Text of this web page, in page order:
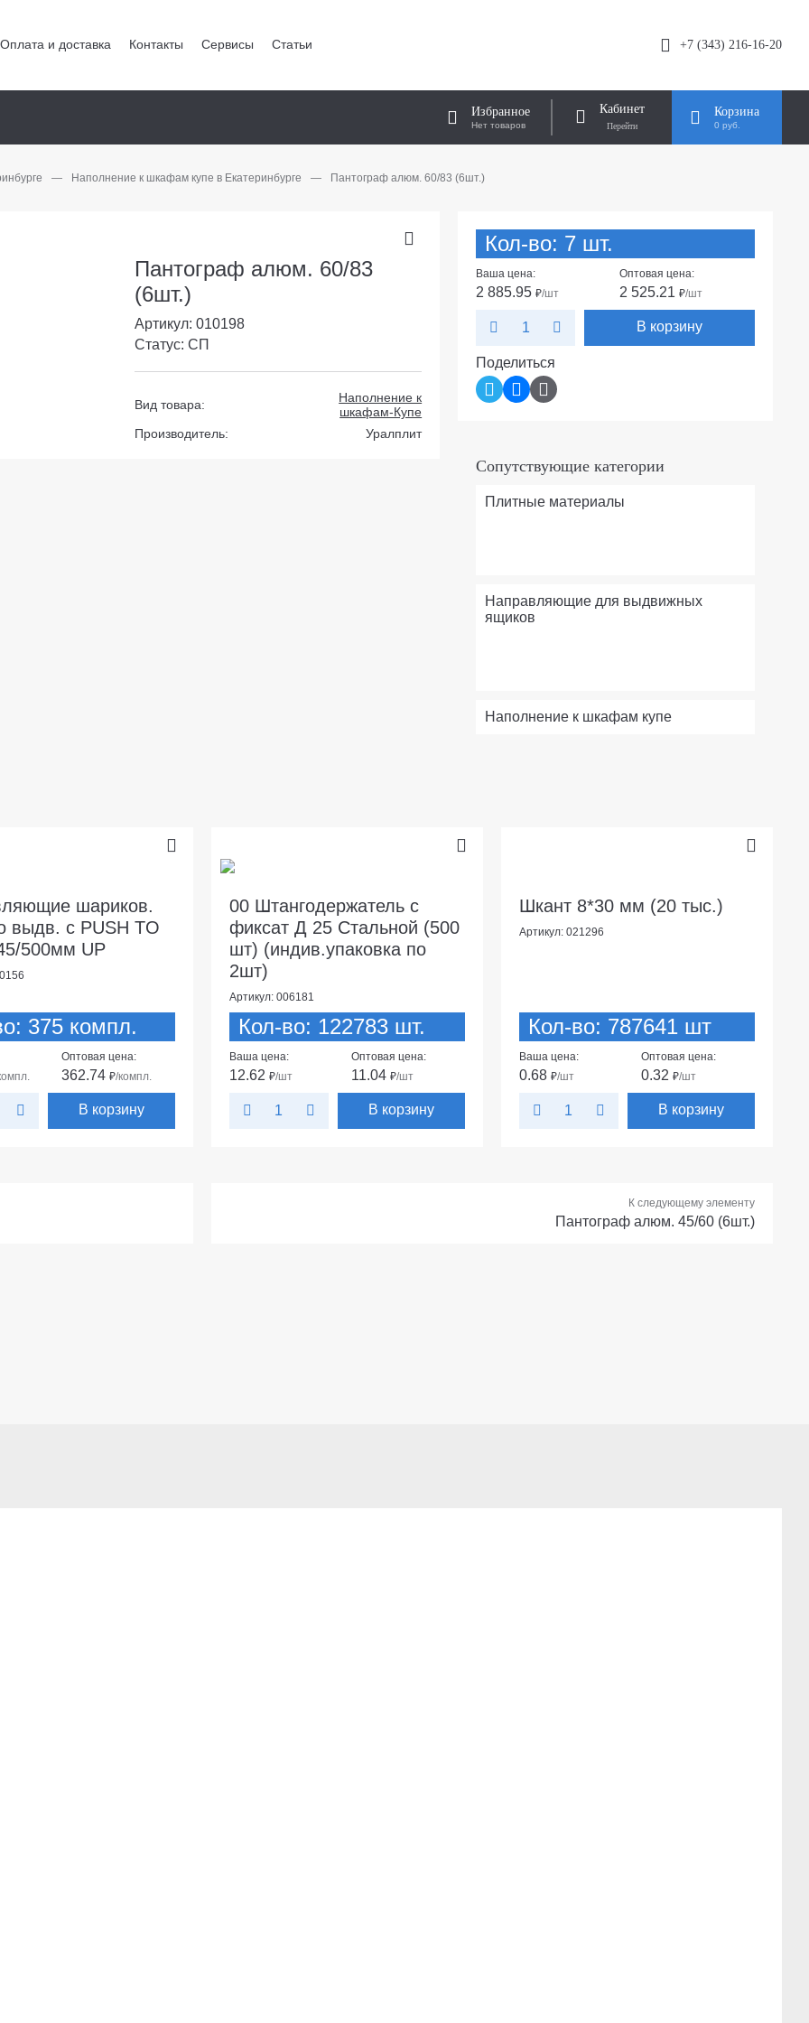
Оплата и доставка Контакты Сервисы Статьи +7 (343) 216-16-20
Избранное
Нет товаров
Кабинет Корзина
0 руб.
— Наполнение к шкафам купе в Екатеринбурге — Пантограф алюм. 60/83 (6шт.)
Кол-во: 7 шт.
Ваша цена:
2 885.95₽/шт
Оптовая цена:
2 525.21₽/шт
В корзину
Поделиться
Сопутствующие категории
Плитные материалы
Направляющие для выдвижных
ящиков
Наполнение к шкафам купе
Пантограф алюм. 60/83
(6шт.)
Артикул: 010198
Статус: СП
Вид товара:
Наполнение к
шкафам-Купе
Производитель:
Уралплит
шариков.
выдв. с PUSH TO
500мм UP
375 компл.
Оптовая цена:
362.74₽/компл.
В корзину
00 Штангодержатель с
фиксат Д 25 Стальной (500
шт) (индив.упаковка по
2шт)
Артикул: 006181
Кол-во: 122783 шт.
Ваша цена:
12.62 ₽/шт
Оптовая цена:
11.04₽/шт
В корзину
Шкант 8*30 мм (20 тыс.)
Артикул: 021296
Кол-во: 787641 шт
Ваша цена:
0.68 ₽/шт
Оптовая цена:
0.32₽/шт
В корзину
К следующему элементу
Пантограф алюм. 45/60 (6шт.)